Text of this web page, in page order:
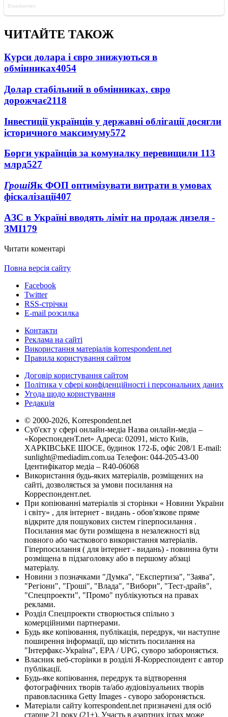
ЧИТАЙТЕ ТАКОЖ
Курси долара і євро знижуються в
обмінниках4054
Долар стабільний в обмінниках, євро
дорожчає2118
Інвестиції українців у державні облігації досягли
історичного максимуму572
Борги українців за комуналку перевищили 113
млрд527
ГрошіЯк ФОП оптимізувати витрати в умовах
фіскалізації407
АЗС в Україні вводять ліміт на продаж дизеля -
ЗМІ179
Читати коментарі
Повна версія сайту
Facebook
Twitter
RSS-стрічки
E-mail розсилка
Контакти
Реклама на сайті
Використання матеріалів korrespondent.net
Правила користування сайтом
Договір користування сайтом
Політика у сфері конфіденційності і персональних даних
Угода щодо користування
Редакція
© 2000-2026, Korrespondent.net
Суб'єкт у сфері онлайн-медіа Назва онлайн-медіа –
«КореспонденТ.net» Адреса: 02091, місто Київ,
ХАРКІВСЬКЕ ШОСЕ, будинок 172-Б, офіс 208/1 E-mail:
sunlight@mediadim.com.ua Телефон: 044-205-43-00
Ідентифікатор медіа – R40-06068
Використання будь-яких матеріалів, розміщених на
сайті, дозволяється за умови посилання на
Корреспондент.net.
При копіюванні матеріалів зі сторінки « Новини України
і світу» , для інтернет - видань - обов'язкове пряме
відкрите для пошукових систем гіперпосилання .
Посилання має бути розміщена в незалежності від
повного або часткового використання матеріалів.
Гіперпосилання ( для інтернет - видань) - повинна бути
розміщена в підзаголовку або в першому абзаці
матеріалу.
Новини з позначками "Думка", "Експертиза", "Заява",
"Регіони", "Гроші", "Влада", "Вибори", "Тест-драйв",
"Спецпроекти", "Промо" публікуються на правах
реклами.
Розділ Спецпроекти створюється спільно з
комерційними партнерами.
Будь яке копіювання, публікація, передрук, чи наступне
поширення інформації, що містить посилання на
"Інтерфакс-Україна", EPA / UPG, суворо забороняється.
Власник веб-сторінки в розділі Я-Корреспондент є автор
публікації.
Будь-яке копіювання, передрук та відтворення
фотографічних творів та/або аудіовізуальних творів
правовласника Getty Images - суворо забороняється.
Матеріали сайту korrespondent.net призначені для осіб
старше 21 року (21+). Участь в азартних іграх може